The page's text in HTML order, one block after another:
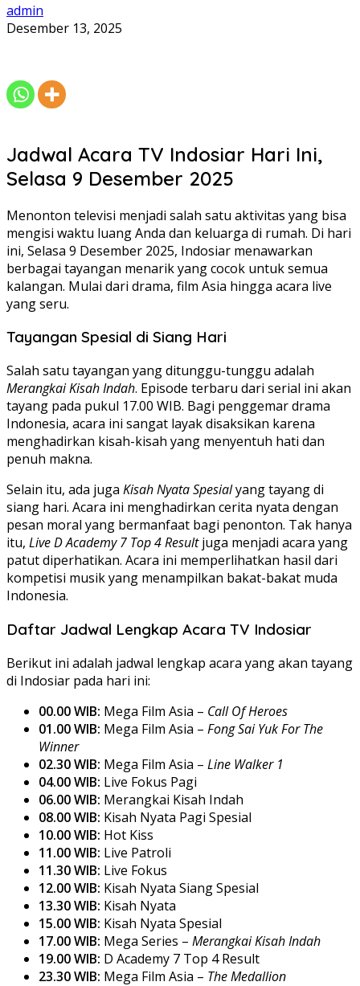
admin
Desember 13, 2025
Jadwal Acara TV Indosiar Hari Ini,
Selasa 9 Desember 2025
Menonton televisi menjadi salah satu aktivitas yang bisa
mengisi waktu luang Anda dan keluarga di rumah. Di hari
ini, Selasa 9 Desember 2025, Indosiar menawarkan
berbagai tayangan menarik yang cocok untuk semua
kalangan. Mulai dari drama, film Asia hingga acara live
yang seru.
Tayangan Spesial di Siang Hari
Salah satu tayangan yang ditunggu-tunggu adalah
Merangkai Kisah Indah. Episode terbaru dari serial ini akan
tayang pada pukul 17.00 WIB. Bagi penggemar drama
Indonesia, acara ini sangat layak disaksikan karena
menghadirkan kisah-kisah yang menyentuh hati dan
penuh makna.
Selain itu, ada juga Kisah Nyata Spesialyang tayang di
siang hari. Acara ini menghadirkan cerita nyata dengan
pesan moral yang bermanfaat bagi penonton. Tak hanya
itu, Live D Academy 7 Top 4 Resultjuga menjadi acara yang
patut diperhatikan. Acara ini memperlihatkan hasil dari
kompetisi musik yang menampilkan bakat-bakat muda
Indonesia.
Daftar Jadwal Lengkap Acara TV Indosiar
Berikut ini adalah jadwal lengkap acara yang akan tayang
di Indosiar pada hari ini:
00.00 WIB: Mega Film Asia – Call Of Heroes
01.00 WIB: Mega Film Asia – Fong Sai Yuk For The
Winner
02.30 WIB: Mega Film Asia – Line Walker 1
04.00 WIB: Live Fokus Pagi
06.00 WIB: Merangkai Kisah Indah
08.00 WIB: Kisah Nyata Pagi Spesial
10.00 WIB: Hot Kiss
11.00 WIB: Live Patroli
11.30 WIB: Live Fokus
12.00 WIB: Kisah Nyata Siang Spesial
13.30 WIB: Kisah Nyata
15.00 WIB: Kisah Nyata Spesial
17.00 WIB: Mega Series – Merangkai Kisah Indah
19.00 WIB: D Academy 7 Top 4 Result
23.30 WIB: Mega Film Asia – The Medallion